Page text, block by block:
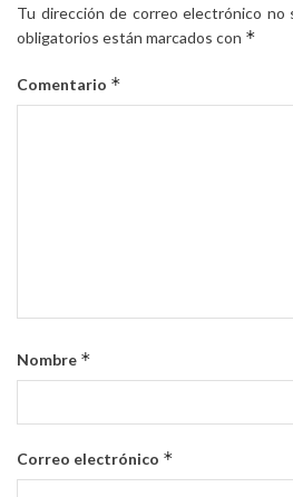
Tu dirección de correo electrónico no
obligatorios están marcados con *
Comentario *
Nombre *
Correo electrónico *